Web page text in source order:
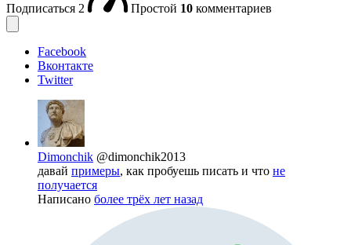
Подписаться 2 Простой 10 комментариев
Facebook
Вконтакте
Twitter
Dimonchik @dimonchik2013
давай примеры, как пробуешь писать и что не
получается
Написано более трёх лет назад